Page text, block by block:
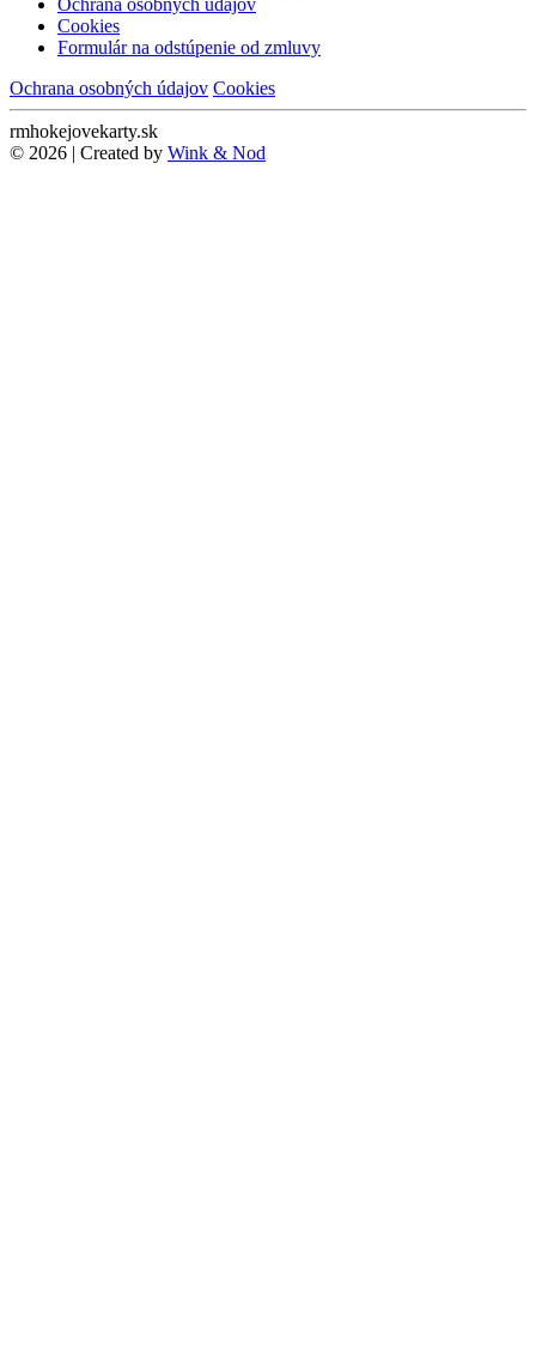
Ochrana osobných údajov
Cookies
Formulár na odstúpenie od zmluvy
Ochrana osobných údajov Cookies
rmhokejovekarty.sk
© 2026 | Created by Wink & Nod